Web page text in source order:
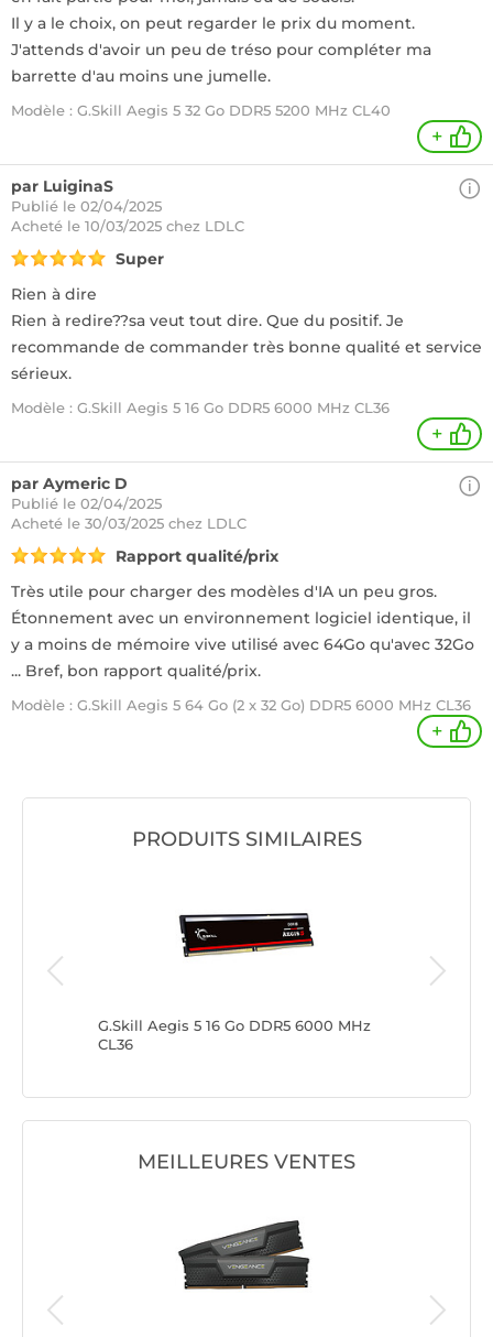
Il y a le choix, on peut regarder le prix du moment.
J'attends d'avoir un peu de tréso pour compléter ma
barrette d'au moins une jumelle.
Modèle : G.Skill Aegis 5 32 Go DDR5 5200 MHz CL40
+
par LuiginaS
Publié le 02/04/2025
Acheté le 10/03/2025 chez LDLC
Super
Rien à dire
Rien à redire??sa veut tout dire. Que du positif. Je
recommande de commander très bonne qualité et service
sérieux.
Modèle : G.Skill Aegis 5 16 Go DDR5 6000 MHz CL36
+
par Aymeric D
Publié le 02/04/2025
Acheté le 30/03/2025 chez LDLC
Rapport qualité/prix
Très utile pour charger des modèles d'IA un peu gros.
Étonnement avec un environnement logiciel identique, il
y a moins de mémoire vive utilisé avec 64Go qu'avec 32Go
... Bref, bon rapport qualité/prix.
Modèle : G.Skill Aegis 5 64 Go (2 x 32 Go) DDR5 6000 MHz CL36
+
PRODUITS SIMILAIRES
G.Skill Aegis 5 16 Go DDR5 6000 MHz
CL36
MEILLEURES VENTES